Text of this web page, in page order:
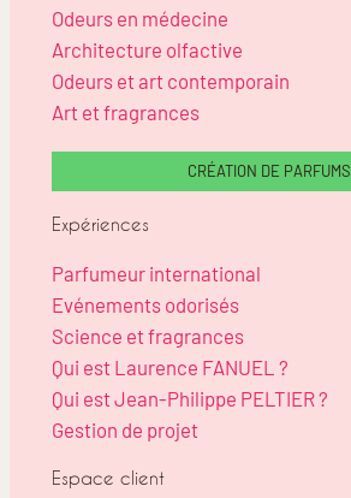
Odeurs en médecine
Architecture olfactive
Odeurs et art contemporain
Art et fragrances
CRÉATION DE PARFUMS
Expériences
Parfumeur international
Evénements odorisés
Science et fragrances
Qui est Laurence FANUEL ?
Qui est Jean-Philippe PELTIER ?
Gestion de projet
Espace client